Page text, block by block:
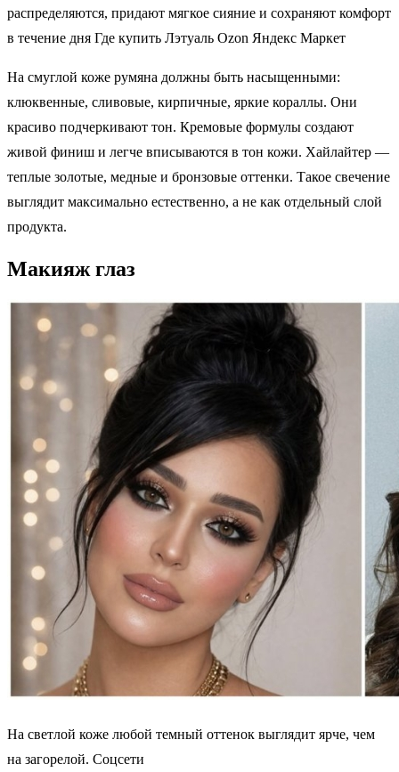
распределяются, придают мягкое сияние и сохраняют комфорт
в течение дня Где купить Лэтуаль Ozon Яндекс Маркет
На смуглой коже румяна должны быть насыщенными:
клюквенные, сливовые, кирпичные, яркие кораллы. Они
красиво подчеркивают тон. Кремовые формулы создают
живой финиш и легче вписываются в тон кожи. Хайлайтер —
теплые золотые, медные и бронзовые оттенки. Такое свечение
выглядит максимально естественно, а не как отдельный слой
продукта.
Макияж глаз
На светлой коже любой темный оттенок выглядит ярче, чем
на загорелой. Соцсети